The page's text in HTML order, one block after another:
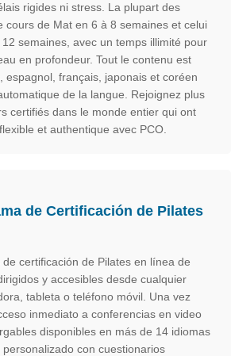
rigides ni stress. La plupart des
cours de Mat en 6 à 8 semaines et celui
semaines, avec un temps illimité pour
en profondeur. Tout le contenu est
espagnol, français, japonais et coréen
de la langue. Rejoignez plus
certifiés dans le monde entier qui ont
et authentique avec PCO.
de Certificación de Pilates
certificación de Pilates en línea de
y accesibles desde cualquier
tableta o teléfono móvil. Una vez
inmediato a conferencias en video
disponibles en más de 14 idiomas
con cuestionarios